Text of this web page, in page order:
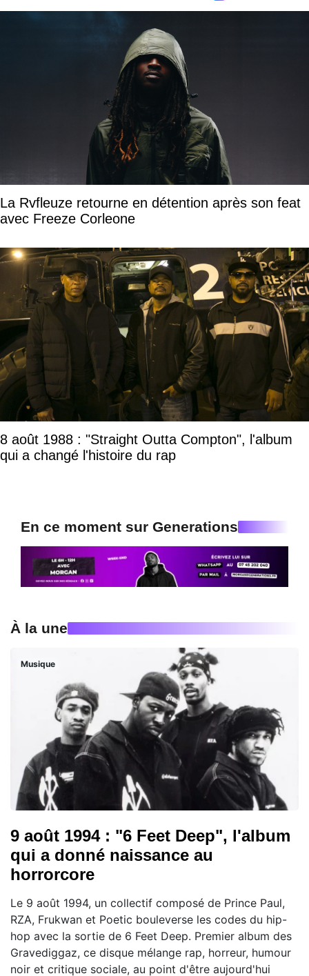
La Rvfleuze retourne en détention après son feat
avec Freeze Corleone
8 août 1988 : "Straight Outta Compton", l'album
qui a changé l'histoire du rap
En ce moment sur Generations
À la une
Musique
9 août 1994 : "6 Feet Deep", l'album
qui a donné naissance au
horrorcore
Le 9 août 1994, un collectif composé de Prince Paul,
RZA, Frukwan et Poetic bouleverse les codes du hip-
hop avec la sortie de 6 Feet Deep. Premier album des
Gravediggaz, ce disque mélange rap, horreur, humour
noir et critique sociale, au point d'être aujourd'hui